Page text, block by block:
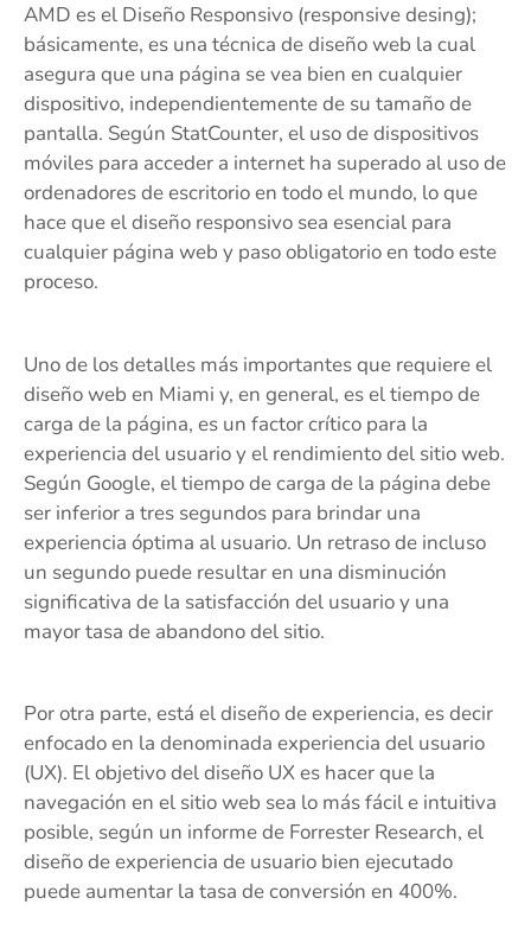
AMD es el Diseño Responsivo (responsive desing);
básicamente, es una técnica de diseño web la cual
asegura que una página se vea bien en cualquier
dispositivo, independientemente de su tamaño de
pantalla. Según StatCounter, el uso de dispositivos
móviles para acceder a internet ha superado al uso de
ordenadores de escritorio en todo el mundo, lo que
hace que el diseño responsivo sea esencial para
cualquier página web y paso obligatorio en todo este
proceso.
Uno de los detalles más importantes que requiere el
diseño web en Miami y, en general, es el tiempo de
carga de la página, es un factor crítico para la
experiencia del usuario y el rendimiento del sitio web.
Según Google, el tiempo de carga de la página debe
ser inferior a tres segundos para brindar una
experiencia óptima al usuario. Un retraso de incluso
un segundo puede resultar en una disminución
significativa de la satisfacción del usuario y una
mayor tasa de abandono del sitio.
Por otra parte, está el diseño de experiencia, es decir
enfocado en la denominada experiencia del usuario
(UX). El objetivo del diseño UX es hacer que la
navegación en el sitio web sea lo más fácil e intuitiva
posible, según un informe de Forrester Research, el
diseño de experiencia de usuario bien ejecutado
puede aumentar la tasa de conversión en 400%.